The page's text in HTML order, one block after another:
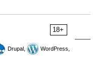
18+
Drupal,
WordPress,